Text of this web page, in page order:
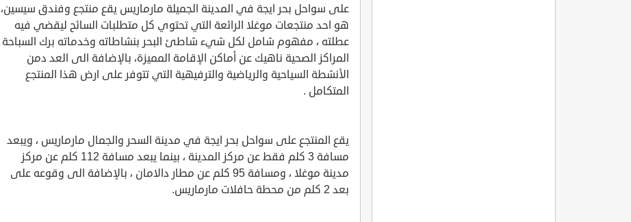
على سواحل بحر ايجة في المدينة الجميلة مارماريس يقع منتجع وفندق سيسين،
هو احد منتجعات موغلا الرائعة التي تحتوي كل متطلبات السائح ليقضي فيه
عطلته ، مفهوم شامل لكل شيء شاطئ البحر بنشاطاته وخدماته برك السباحة
المراكز الصحية ناهيك عن أماكن الإقامة المميزة، بالإضافة الى العد دمن
الأنشطة السياحية والرياضية والترفيهية التي تتوفر على ارض هذا المنتجع
المتكامل .
يقع المنتجع على سواحل بحر ايجة في مدينة السحر والجمال مارماريس ، ويبعد
مسافة 3 كلم فقط عن مركز المدينة ، بينما يبعد مسافة 112 كلم عن مركز
مدينة موغلا ، ومسافة 95 كلم عن مطار دالامان ، بالإضافة الى وقوعه على
بعد 2 كلم من محطة حافلات مارماريس.